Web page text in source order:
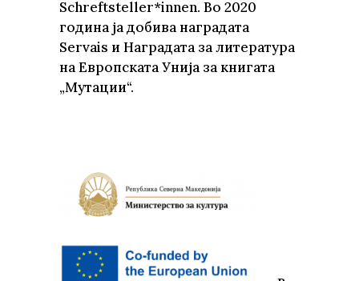
Schreftsteller*innen. Во 2020
година ја добива наградата
Servais и Наградата за литература
на Европската Унија за книгата
„Мутации“.